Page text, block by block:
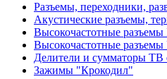
Разъемы, переходники,
Акустические разъемы,
Высокочастотные разъемы
Высокочастотные
Делители и сумматоры ТВ
Зажимы "Крокодил"